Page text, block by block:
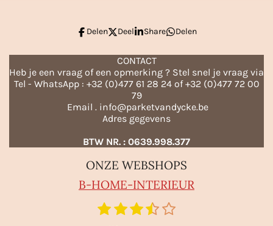
Delen Deel Share Delen
CONTACT
Heb je een vraag of een opmerking ? Stel snel je vraag via
Tel - WhatsApp : +32 (0)477 61 28 24 of +32 (0)477 72 00
79
Email . info@parketvandycke.be
Adres gegevens
BTW NR. : 0639.998.377
ONZE WEBSHOPS
B-HOME-INTERIEUR
1
2 3 4 5 S